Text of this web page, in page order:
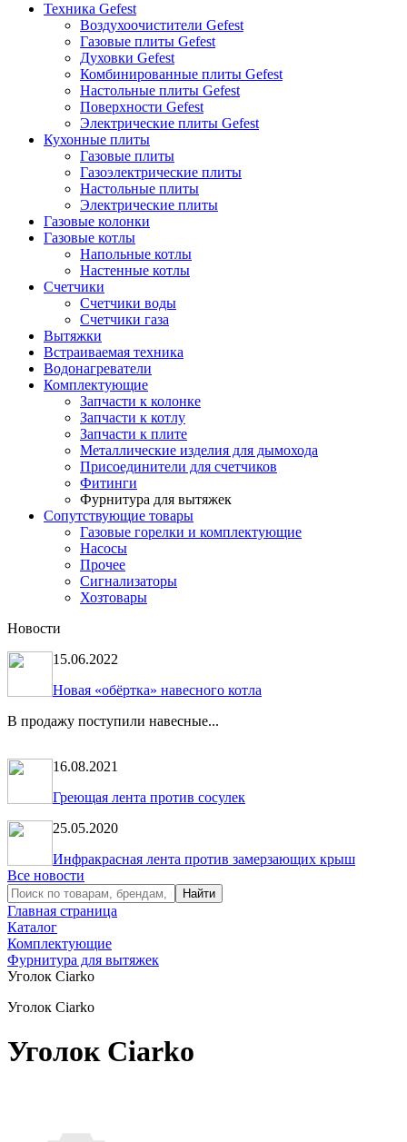
Техника Gefest
Воздухоочистители Gefest
Газовые плиты Gefest
Духовки Gefest
Комбинированные плиты Gefest
Настольные плиты Gefest
Поверхности Gefest
Электрические плиты Gefest
Кухонные плиты
Газовые плиты
Газоэлектрические плиты
Настольные плиты
Электрические плиты
Газовые колонки
Газовые котлы
Напольные котлы
Настенные котлы
Счетчики
Счетчики воды
Счетчики газа
Вытяжки
Встраиваемая техника
Водонагреватели
Комплектующие
Запчасти к колонке
Запчасти к котлу
Запчасти к плите
Металлические изделия для дымохода
Присоединители для счетчиков
Фитинги
Фурнитура для вытяжек
Сопутствующие товары
Газовые горелки и комплектующие
Насосы
Прочее
Сигнализаторы
Хозтовары
Новости
15.06.2022
Новая «обёртка» навесного котла
В продажу поступили навесные...
16.08.2021
Греющая лента против сосулек
25.05.2020
Инфракрасная лента против замерзающих крыш
Все новости
Главная страница
Каталог
Комплектующие
Фурнитура для вытяжек
Уголок Ciarko
Уголок Ciarko
Уголок Ciarko